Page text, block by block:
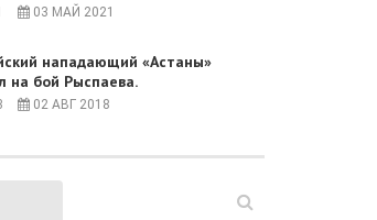
03 МАЙ 2021
нападающий «Астаны»
на бой Рыспаева.
02 АВГ 2018